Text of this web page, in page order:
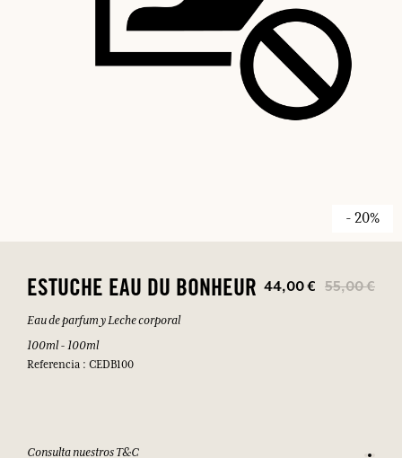
- 20%
ESTUCHE EAU DU BONHEUR 44,00 € 55,00 €
Eau de parfum y Leche corporal
100ml - 100ml
Referencia : CEDB100
Consulta nuestros T&C